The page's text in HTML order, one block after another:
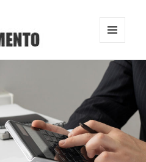
E
WIDGETS